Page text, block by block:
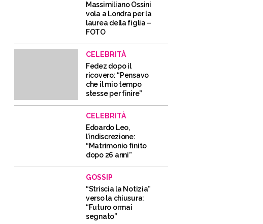
Massimiliano Ossini
vola a Londra per la
laurea della figlia –
FOTO
CELEBRITÀ
Fedez dopo il
ricovero: “Pensavo
che il mio tempo
stesse per finire”
CELEBRITÀ
Edoardo Leo,
l’indiscrezione:
“Matrimonio finito
dopo 26 anni”
GOSSIP
“Striscia la Notizia”
verso la chiusura:
“Futuro ormai
segnato”